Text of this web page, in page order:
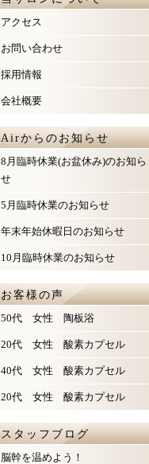
アクセス
お問い合わせ
採用情報
会社概要
Airからのお知らせ
8月臨時休業(お盆休み)のお知ら
せ
5月臨時休業のお知らせ
年末年始休暇日のお知らせ
10月臨時休業のお知らせ
お客様の声
50代 女性 陶板浴
20代 女性 酸素カプセル
40代 女性 酸素カプセル
20代 女性 酸素カプセル
スタッフブログ
脳幹を温めよう！